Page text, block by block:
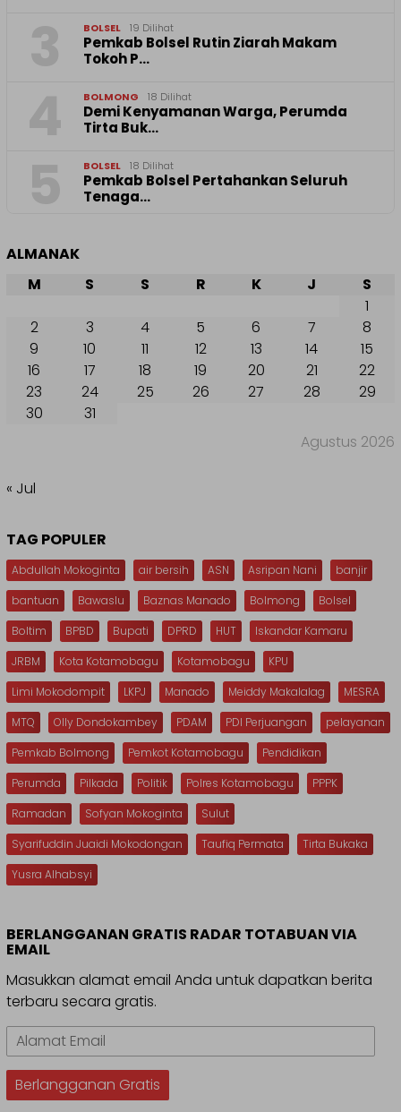
BOLSEL 19 Dilihat
Pemkab Bolsel Rutin Ziarah Makam
Tokoh P…
BOLMONG 18 Dilihat
Demi Kenyamanan Warga, Perumda
Tirta Buk…
BOLSEL 18 Dilihat
Pemkab Bolsel Pertahankan Seluruh
Tenaga…
ALMANAK
Agustus 2026
M S S R K J
S
1
2
3 4 5 6 7
8
9
10 11 12 13 14
15
16
17 18 19 20 21
22
23
24 25 26 27 28
29
30
31
« Jul
TAG POPULER
Abdullah Mokoginta air bersih ASN Asripan Nani
banjir
bantuan
Bawaslu Baznas Manado Bolmong
Bolsel
Boltim
BPBD Bupati DPRD HUT
Iskandar Kamaru
JRBM
Kota Kotamobagu Kotamobagu
KPU
Limi Mokodompit
LKPJ Manado Meiddy Makalalag
MESRA
MTQ
Olly Dondokambey PDAM PDI Perjuangan
pelayanan
Pemkab Bolmong
Pemkot Kotamobagu
Pendidikan
Perumda
Pilkada Politik Polres Kotamobagu
PPPK
Ramadan
Sofyan Mokoginta
Sulut
Syarifuddin Juaidi Mokodongan
Taufiq Permata
Tirta Bukaka
Yusra Alhabsyi
BERLANGGANAN GRATIS RADAR TOTABUAN VIA
EMAIL
Masukkan alamat email Anda untuk dapatkan berita
terbaru secara gratis.
Alamat
Email
Berlangganan Gratis